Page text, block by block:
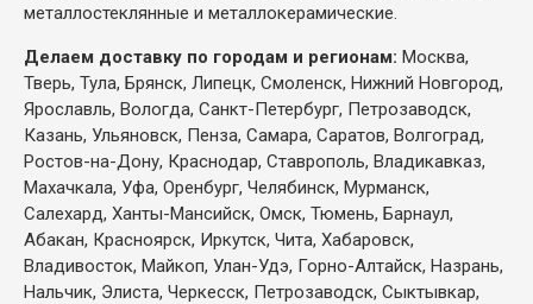
металлостеклянные и металлокерамические.
Делаем доставку по городам и регионам: Москва,
Тверь, Тула, Брянск, Липецк, Смоленск, Нижний Новгород,
Ярославль, Вологда, Санкт-Петербург, Петрозаводск,
Казань, Ульяновск, Пенза, Самара, Саратов, Волгоград,
Ростов-на-Дону, Краснодар, Ставрополь, Владикавказ,
Махачкала, Уфа, Оренбург, Челябинск, Мурманск,
Салехард, Ханты-Мансийск, Омск, Тюмень, Барнаул,
Абакан, Красноярск, Иркутск, Чита, Хабаровск,
Владивосток, Майкоп, Улан-Удэ, Горно-Алтайск, Назрань,
Нальчик, Элиста, Черкесск, Петрозаводск, Сыктывкар,